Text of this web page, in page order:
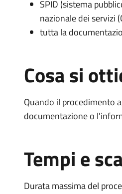
SPID (sistema
nazionale dei servizi
tutta la
Cosa si
Quando il procedimento
documentazione o
Tempi e
Durata massima del